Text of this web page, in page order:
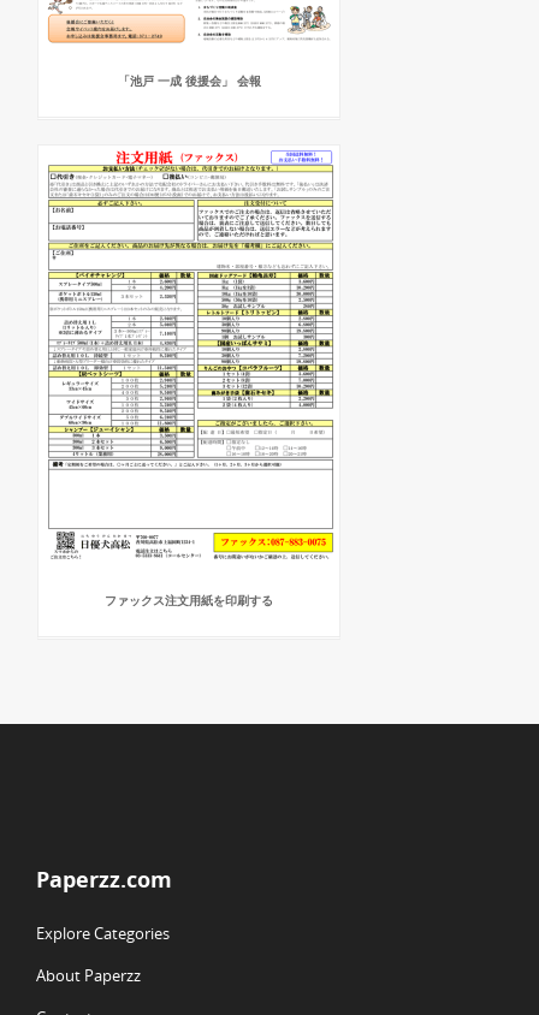
「池戸 一成 後援会」 会報
ファックス注文用紙を印刷する
Paperzz.com
Explore Categories
About Paperzz